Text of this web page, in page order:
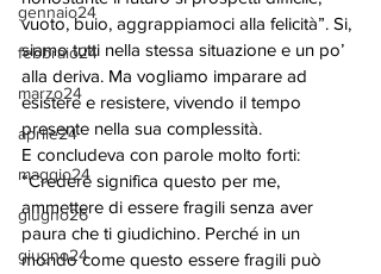
gennaio24
febbraio24
marzo24
aprile24
maggio24
giugno26
giugno24
vuoto, buio, aggrappiamoci alla felicità”. Si,
siamo tutti nella stessa situazione e un po’
alla deriva. Ma vogliamo imparare ad
esistere e resistere, vivendo il tempo
presente nella sua complessità.
E concludeva con parole molto forti:
“Credere significa questo per me,
ammettere di essere fragili senza aver
paura che ti giudichino. Perché in un
mondo come questo essere fragili può